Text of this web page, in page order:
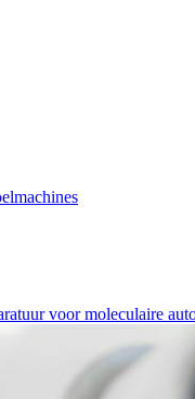
voor moleculaire